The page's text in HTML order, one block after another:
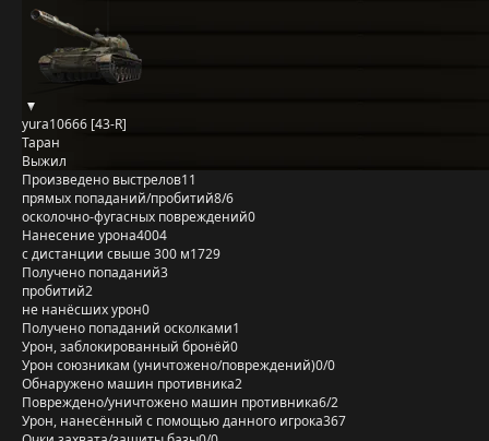
yura10666 [43-R]
Таран
Выжил
Произведено выстрелов11
прямых попаданий/пробитий8/6
осколочно-фугасных повреждений0
Нанесение урона4004
с дистанции свыше 300 м1729
Получено попаданий3
пробитий2
не нанёсших урон0
Получено попаданий осколками1
Урон, заблокированный бронёй0
Урон союзникам (уничтожено/повреждений)0/0
Обнаружено машин противника2
Повреждено/уничтожено машин противника6/2
Урон, нанесённый с помощью данного игрока367